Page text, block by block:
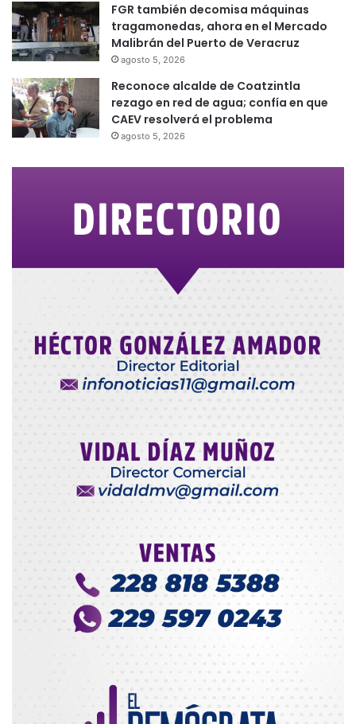
FGR también decomisa máquinas
tragamonedas, ahora en el Mercado
Malibrán del Puerto de Veracruz
agosto 5, 2026
Reconoce alcalde de Coatzintla
rezago en red de agua; confía en que
CAEV resolverá el problema
agosto 5, 2026